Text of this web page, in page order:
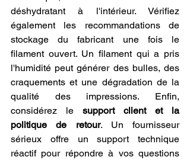
déshydratant à l'intérieur. Vérifiez
également les recommandations de
stockage du fabricant une fois le
filament ouvert. Un filament qui a pris
l'humidité peut générer des bulles, des
craquements et une dégradation de la
qualité des impressions. Enfin,
considérez le support client et la
politique de retour. Un fournisseur
sérieux offre un support technique
réactif pour répondre à vos questions